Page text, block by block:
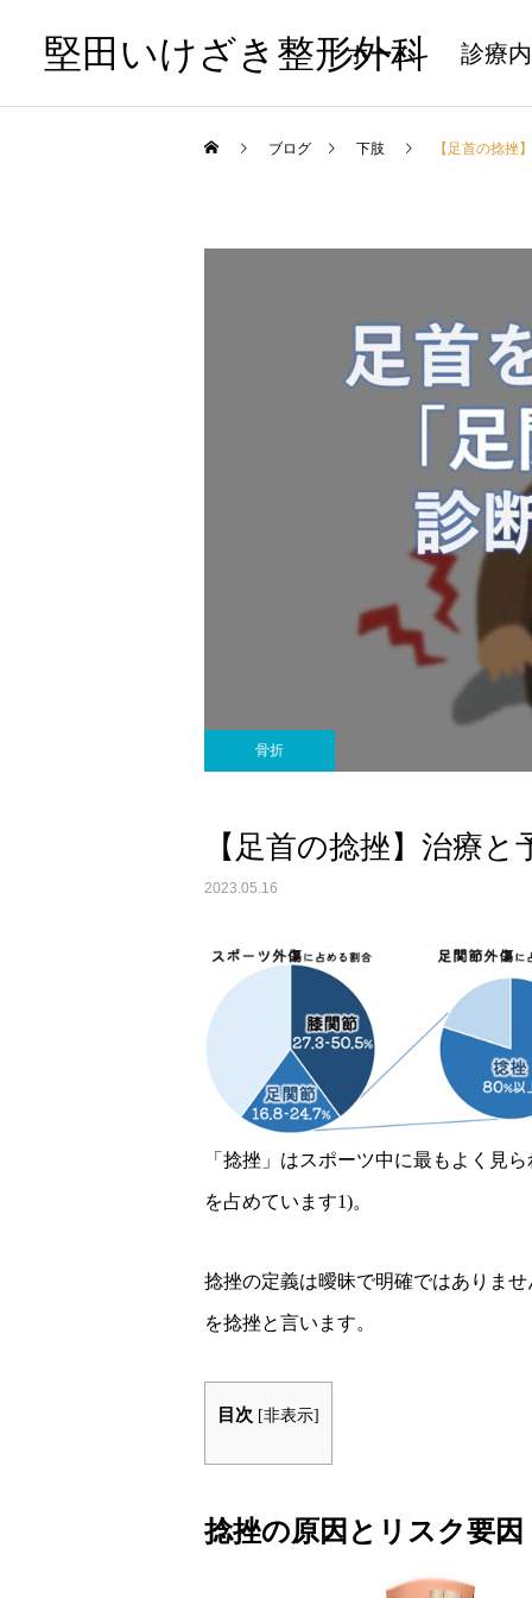
堅田いけざき整形外科
ホーム 診療
傷口の処置についての分か
りやすい解説
ブログ 下肢 【足首の捻挫
骨折
【足首の捻挫】治療
2023.05.16
「捻挫」はスポーツ中に最もよく見
を占めています1)。
捻挫の定義は曖昧で明確ではありま
を捻挫と言います。
目次 [非表示]
捻挫の原因とリスク要因